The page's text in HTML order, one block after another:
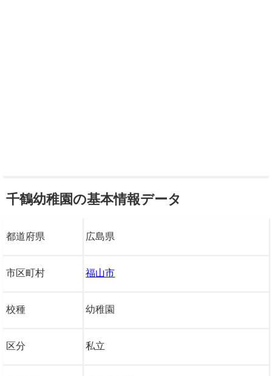
千鶴幼稚園の基本情報データ
都道府県 広島県
市区町村 福山市
校種 幼稚園
区分 私立